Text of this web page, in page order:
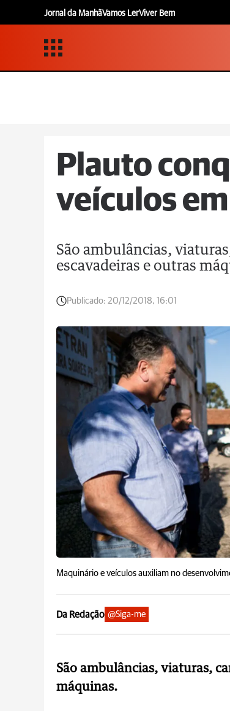
Jornal da ManhãVamos LerViver Bem
Plauto
veículos
São ambulâncias,
escavadeiras e outras
Publicado: 20/12/2018, 16:01
Maquinário e veículos auxiliam no
Da Redação @Siga-me
São ambulâncias, viaturas,
máquinas.